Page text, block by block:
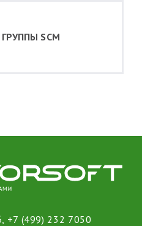
SCM
+7 (499) 232 7050